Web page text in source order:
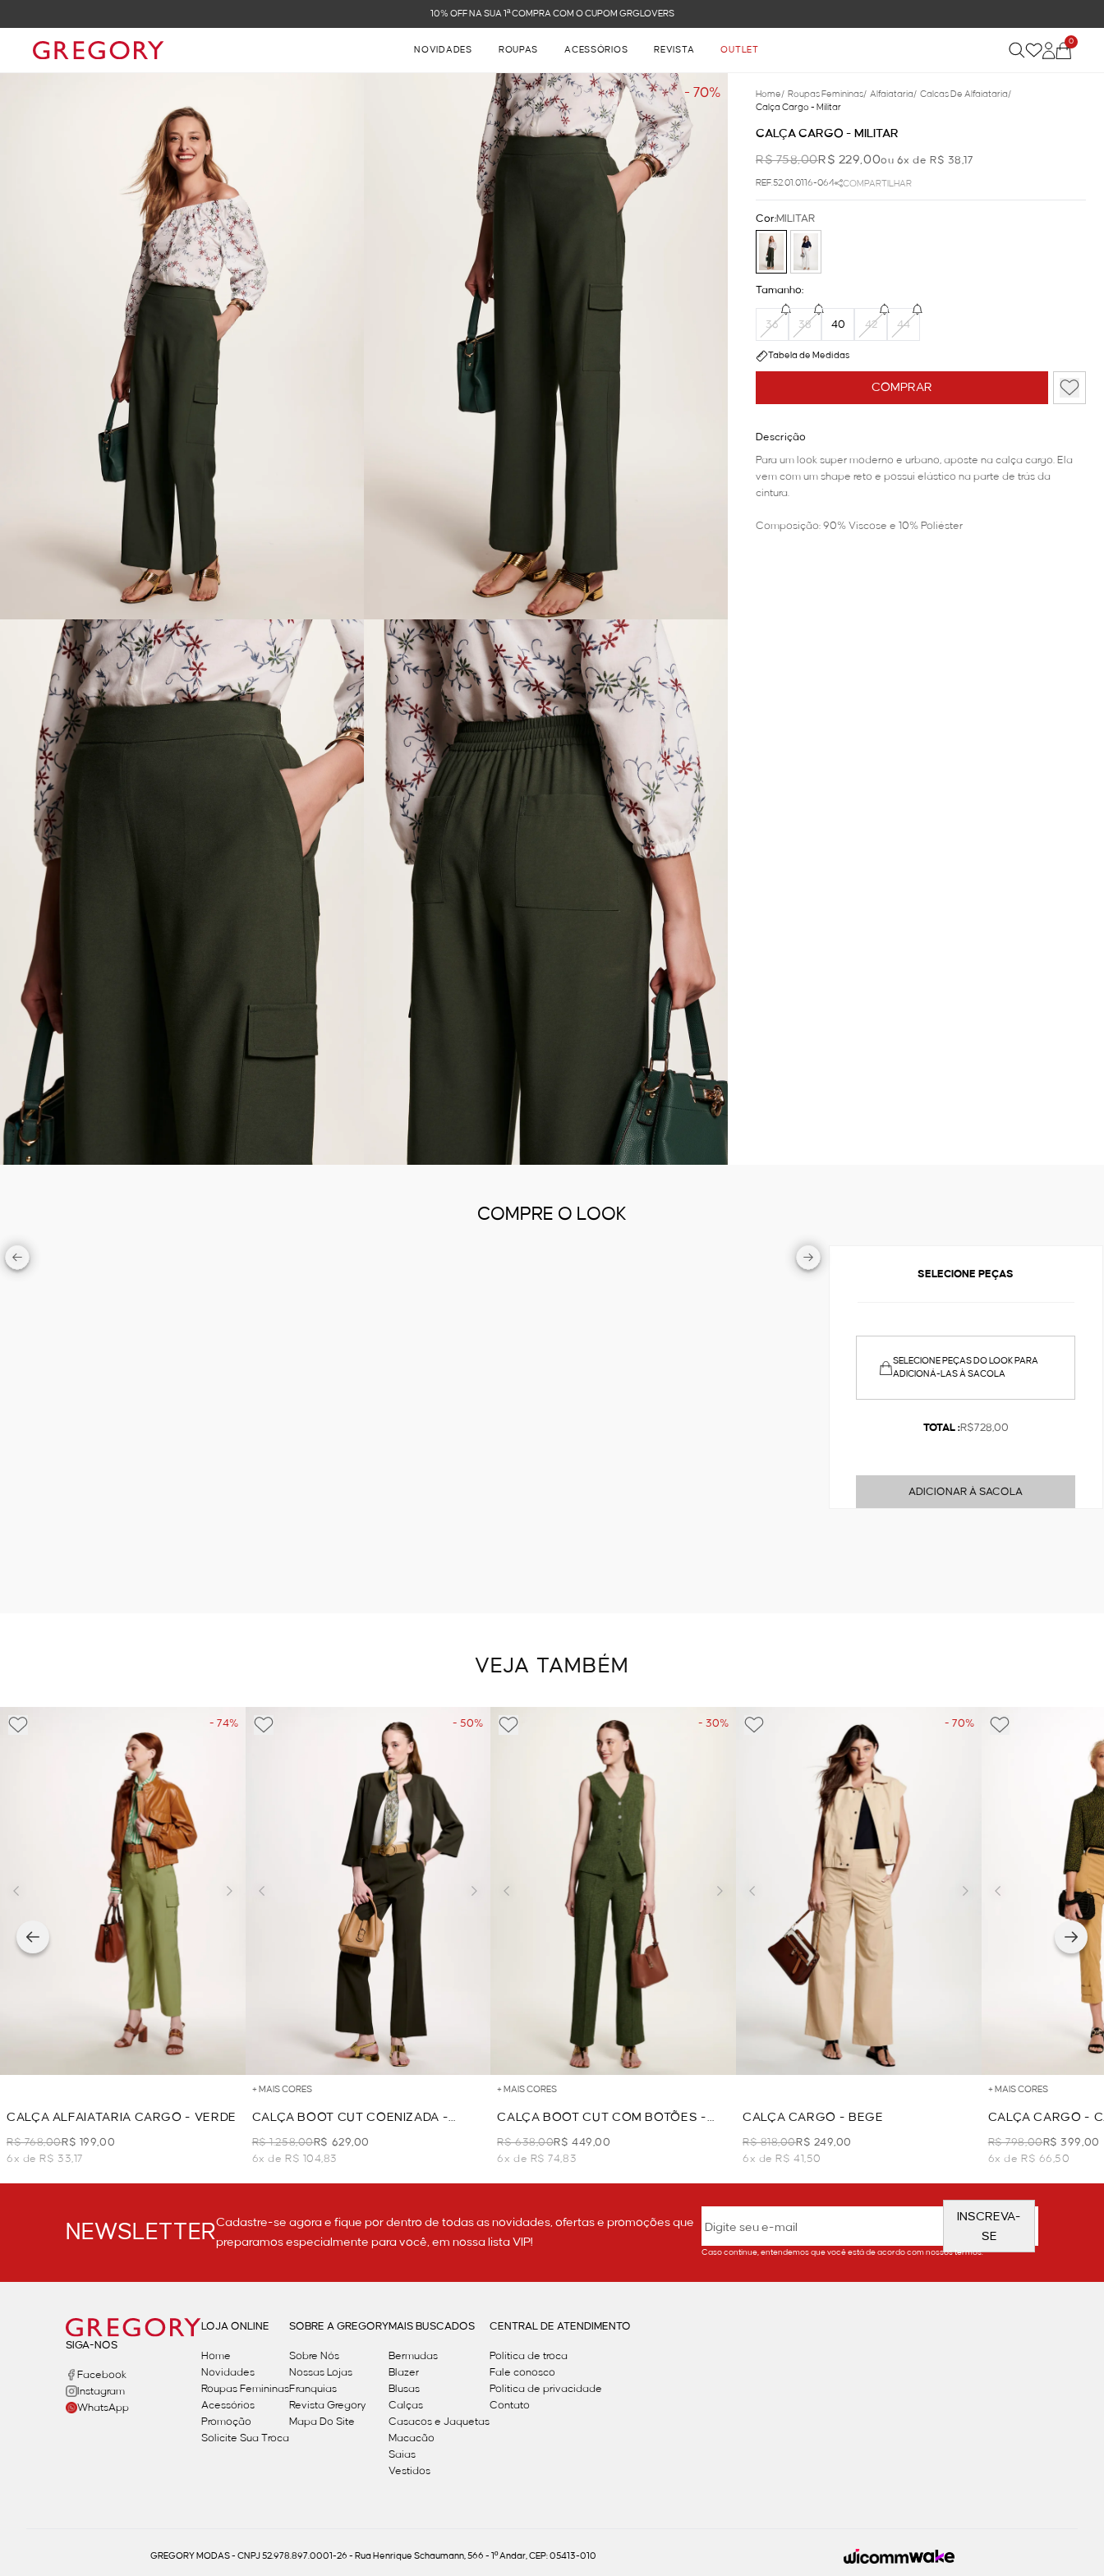
FRETE GRÁTIS NAS COMPRAS ACIMA DE R$ 899
NOVIDADES ROUPAS ACESSÓRIOS REVISTA OUTLET
0
- 70% Home/ Roupas Femininas/ Alfaiataria/ Calcas De Alfaiataria/
Calça Cargo - Militar
CALÇA CARGO - MILITAR
R$ 758,00R$ 229,00ou 6x de R$ 38,17
REF.52.01.0116-064 COMPARTILHAR
COMPRAR
Cor:MILITAR
Tamanho:
36 38 40 42 44
Tabela de Medidas
Descrição
Para um look super moderno e urbano, aposte na calça cargo. Ela
vem com um shape reto e possui elástico na parte de trás da
cintura.
Composição: 90% Viscose e 10% Poliéster
COMPRE O LOOK
SELECIONE PEÇAS
SELECIONE PEÇAS DO LOOK PARA
ADICIONÁ-LAS À SACOLA
TOTAL :R$728,00
ADICIONAR À SACOLA
VEJA TAMBÉM
- 74%
CALÇA ALFAIATARIA CARGO - VERDE
R$ 768,00R$ 199,00
6x de R$ 33,17
- 50%
+ MAIS CORES
CALÇA BOOT CUT COENIZADA -
MILITAR
R$ 1.258,00R$ 629,00
6x de R$ 104,83
- 30%
+ MAIS CORES
CALÇA BOOT CUT COM BOTÕES -
MILITAR
R$ 638,00R$ 449,00
6x de R$ 74,83
- 70%
CALÇA CARGO - BEGE
R$ 818,00R$ 249,00
6x de R$ 41,50
+ MAIS CORES
CALÇA CARGO -
R$ 798,00R$ 399,00
6x de R$ 66,50
NEWSLETTERCadastre-se agora e fique por dentro de todas as novidades, ofertas e promoções que
preparamos especialmente para você, em nossa lista VIP!
INSCREVA-
SE
Caso continue, entendemos que você está de acordo com nossos termos.
SIGA-NOS
Facebook
Instagram
WhatsApp
LOJA ONLINE
Home
Novidades
Roupas Femininas
Acessórios
Promoção
Solicite Sua Troca
SOBRE A GREGORY
Sobre Nós
Nossas Lojas
Franquias
Revista Gregory
Mapa Do Site
MAIS BUSCADOS
Bermudas
Blazer
Blusas
Calças
Casacos e Jaquetas
Macacão
Saias
Vestidos
CENTRAL DE ATENDIMENTO
Política de troca
Fale conosco
Politica de privacidade
Contato
GREGORY MODAS - CNPJ 52.978.897.0001-26 - Rua Henrique Schaumann, 566 - 1º Andar, CEP: 05413-010